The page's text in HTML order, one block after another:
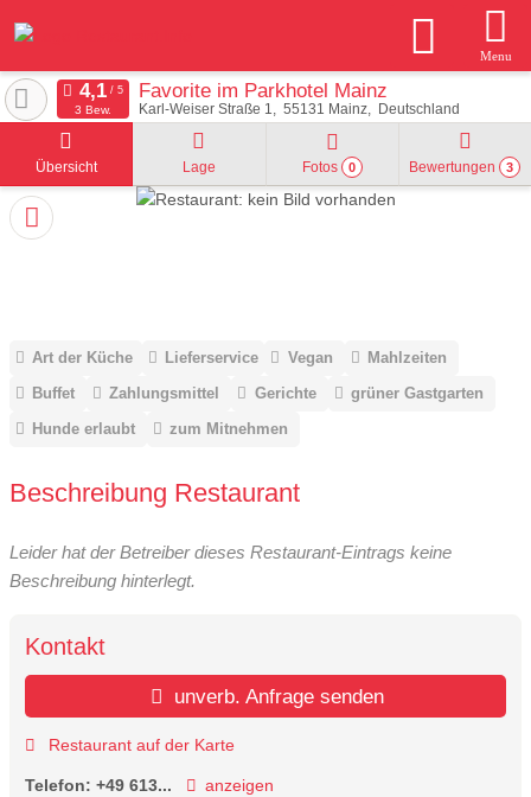
Menu
Favorite im Parkhotel Mainz
Karl-Weiser Straße 1 55131 Mainz Deutschland
3 Bew.
Übersicht Lage Fotos 0 Bewertungen 3
Art der Küche Lieferservice Vegan
Mahlzeiten
Buffet
Zahlungsmittel Gerichte
grüner Gastgarten
Hunde erlaubt
zum Mitnehmen
Beschreibung Restaurant
Leider hat der Betreiber dieses Restaurant-Eintrags keine
Beschreibung hinterlegt.
Kontakt
unverb. Anfrage senden
Restaurant auf der Karte
Telefon: +49 613... anzeigen